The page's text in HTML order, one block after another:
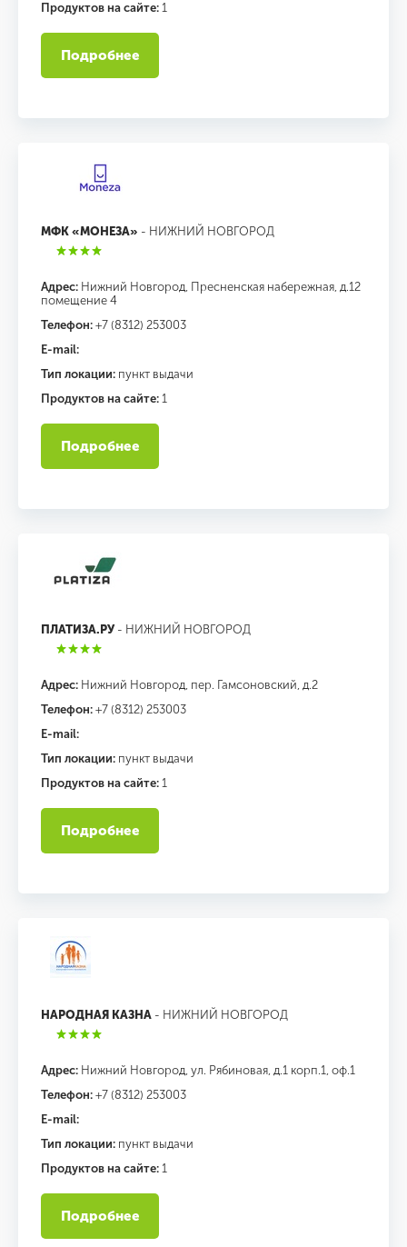
Продуктов на сайте: 1
Подробнее
МФК «МОНЕЗА» - НИЖНИЙ НОВГОРОД
Адрес: Нижний Новгород, Пресненская набережная, д.12
помещение 4
Телефон: +7 (8312) 253003
E-mail:
Тип локации: пункт выдачи
Продуктов на сайте: 1
Подробнее
ПЛАТИЗА.РУ- НИЖНИЙ НОВГОРОД
Адрес: Нижний Новгород, пер. Гамсоновский, д.2
Телефон: +7 (8312) 253003
E-mail:
Тип локации: пункт выдачи
Продуктов на сайте: 1
Подробнее
НАРОДНАЯ КАЗНА - НИЖНИЙ НОВГОРОД
Адрес: Нижний Новгород, ул. Рябиновая, д.1 корп.1, оф.1
Телефон: +7 (8312) 253003
E-mail:
Тип локации: пункт выдачи
Продуктов на сайте: 1
Подробнее